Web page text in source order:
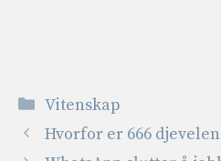
Kategorier
Vitenskap
Hvorfor er 666